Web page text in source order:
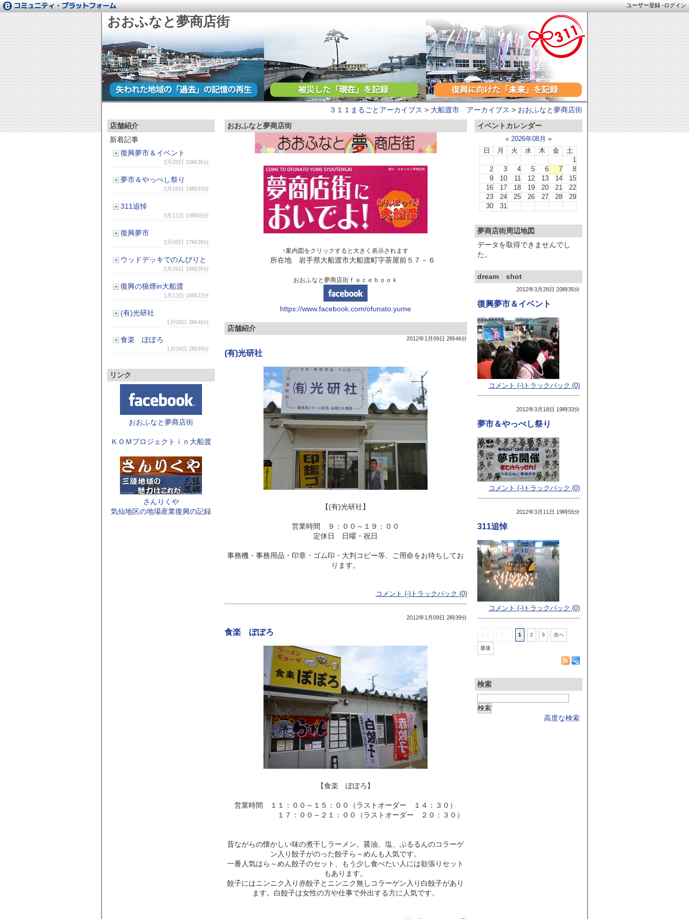
ユーザー登録 -ログイン
おおふなと夢商店街
３１１まるごとアーカイブス > 大船渡市 アーカイブス > おおふなと夢商店街
おおふなと夢商店街
↑案内図をクリックすると大きく表示されます
所在地 岩手県大船渡市大船渡町字茶屋前５７－６
おおふなと夢商店街ｆａｃｅｂｏｏｋ
https://www.facebook. com/ofunato. yume
店舗紹介
2012年1月09日 2時46分
(有)光研社
【(有)光研社】
営業時間 ９：００～１９：００
定休日 日曜・祝日
事務機・事務用品・印章・ゴム印・大判コピー等、ご用命をお待ちしてお
ります。
コメント (-)トラックバック (0)
2012年1月09日 2時39分
食楽 ぽぽろ
【食楽 ぽぽろ】
営業時間 １１：００～１５：００（ラストオーダー １４：３０）
１７：００～２１：００（ラストオーダー ２０：３０）
昔ながらの懐かしい味の煮干しラーメン。醤油、塩、ぷるるんのコラーゲ
ン入り餃子がのった餃子ら～めんも人気です。
一番人気はら～めん餃子のセット、もう少し食べたい人には欲張りセット
もあります。
餃子にはニンニク入り赤餃子とニンニク無しコラーゲン入り白餃子があり
ます。白餃子は女性の方や仕事で外出する方に人気です。
店舗紹介
新着記事
復興夢市＆イベント
3月28日 20時35分
夢市＆やっぺし祭り
3月18日 19時33分
311追悼
3月11日 19時55分
復興夢市
3月08日 17時28分
ウッドデッキでのんびりと
2月26日 18時26分
復興の狼煙in大船渡
1月12日 18時23分
(有)光研社
1月09日 2時46分
食楽 ぽぽろ
1月09日 2時39分
リンク
おおふなと夢商店街
ＫＯＭプロジェクトｉｎ大船渡
さんりくや
気仙地区の地場産業復興の記録
イベントカレンダー
« 2026年08月 »
日
月 火 水 木 金
土
1
2
3 4 5 6 7
8
9
10 11 12 13 14
15
16
17 18 19 20 21
22
23
24 25 26 27 28
29
30
31
夢商店街周辺地図
データを取得できませんでし
た。
dream shot
2012年3月28日 20時35分
復興夢市＆イベント
コメント (-)トラックバック (0)
2012年3月18日 19時33分
夢市＆やっぺし祭り
コメント (-)トラックバック (0)
2012年3月11日 19時55分
311追悼
コメント (-)トラックバック (0)
1 2 3 次へ
最後
検索
高度な検索